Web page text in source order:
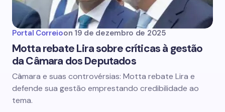
Portal Correioon 19 de dezembro de 2025
Motta rebate Lira sobre críticas à gestão
da Câmara dos Deputados
Câmara e suas controvérsias: Motta rebate Lira e
defende sua gestão emprestando credibilidade ao
tema.